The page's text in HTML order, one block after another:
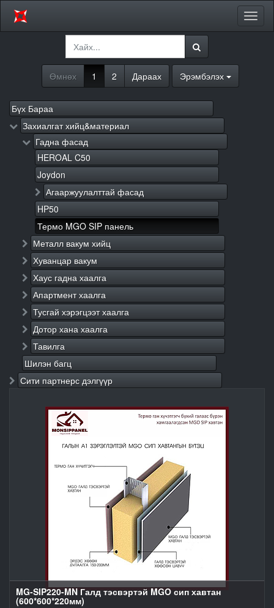
Өмнөх 1 2 Дараах Эрэмбэлэх
Бүх Бараа
Захиалгат хийц&материал
Гадна фасад
HEROAL C50
Joydon
Агааржуулалттай фасад
HP50
Термо MGO SIP панель
Металл вакум хийц
Хуванцар вакум
Хаус гадна хаалга
Апартмент хаалга
Тусгай хэрэгцээт хаалга
Дотор хана хаалга
Тавилга
Шилэн багц
Сити партнерс дэлгүүр
MG-SIP220-MN Галд тэсвэртэй MGO сип хавтан
(600*600*220мм)